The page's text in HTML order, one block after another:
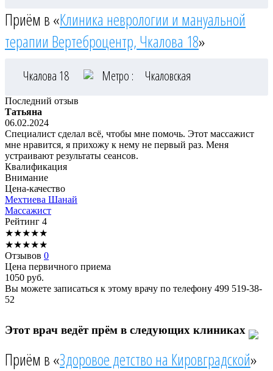
Приём в «Клиника неврологии и мануальной
терапии Вертеброцентр, Чкалова 18»
Чкалова 18 Метро : Чкаловская
Последний отзыв
Татьяна
06.02.2024
Специалист сделал всё, чтобы мне помочь. Этот массажист
мне нравится, я прихожу к нему не первый раз. Меня
устраивают результаты сеансов.
Квалификация
Внимание
Цена-качество
Мехтиева Шанай
Массажист
Рейтинг 4
★★★★★
★★★★★
Отзывов 0
Цена первичного приема
1050 руб.
Вы можете записаться к этому врачу по телефону 499 519-38-
52
Этот врач ведёт прём в следующих клиниках
Приём в «Здоровое детство на Кировградской»